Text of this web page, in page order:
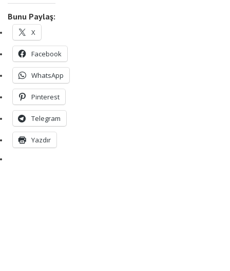
Bunu Paylaş:
X
Facebook
WhatsApp
Pinterest
Telegram
Yazdır